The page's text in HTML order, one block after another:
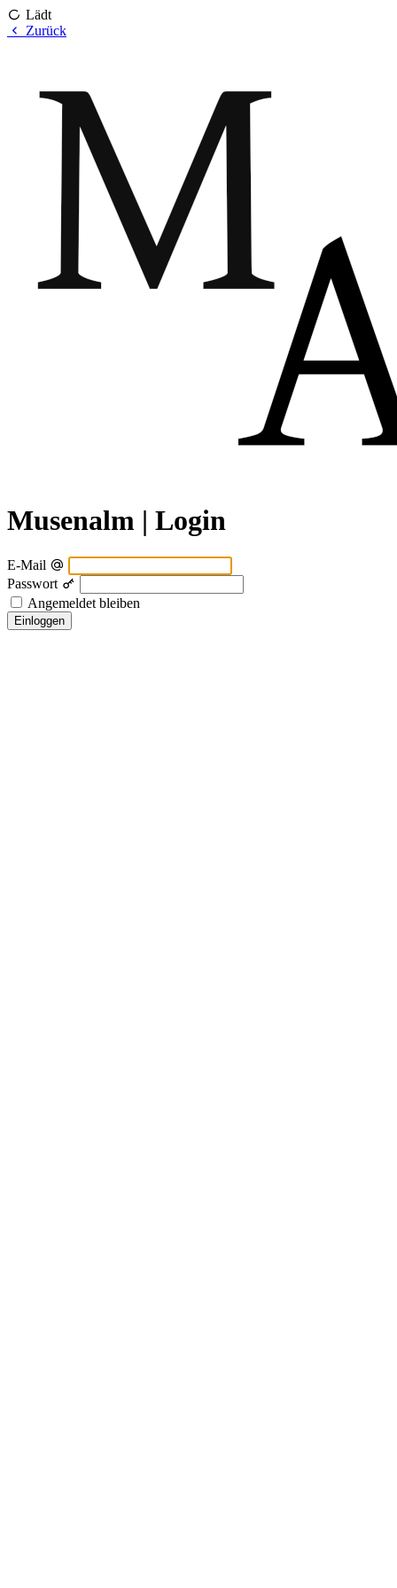
Lädt
Zurück
Musenalm | Login
E-Mail
Passwort
Angemeldet bleiben
Einloggen